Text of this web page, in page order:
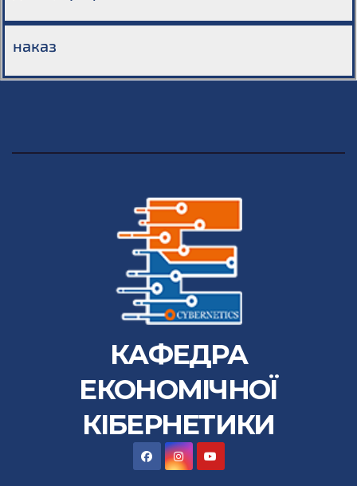
наказ
КАФЕДРА
ЕКОНОМІЧНОЇ
КІБЕРНЕТИКИ